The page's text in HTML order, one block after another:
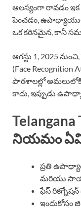
ఆలస్యంగా రావడం ఇక
పెంచడం, ఉపాధ్యాయుల
ఒక కఠినమైన, కానీ
ఆగస్టు 1, 2025
(Face Recognition
పాఠశాలల్లో అమలులోకి
కాదు, ఇప్పుడు
Telangana
నియమం
ప్రతి
మరియు
ఫేస్
ఇందుకోసం